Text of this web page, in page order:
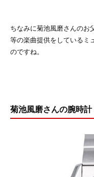
ちなみに菊池風磨さんのお
等の楽曲提供をしているミ
のですね。
菊池風磨さんの腕時計